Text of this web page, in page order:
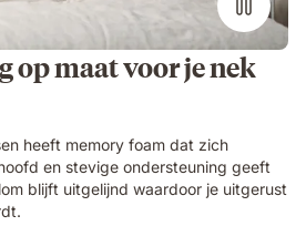
op maat voor je nek
heeft memory foam dat zich
en stevige ondersteuning geeft
blijft uitgelijnd waardoor je uitgerust